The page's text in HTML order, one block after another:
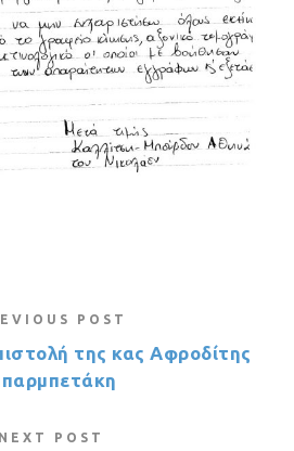
POST
της κας Αφροδίτης
NEXT POST